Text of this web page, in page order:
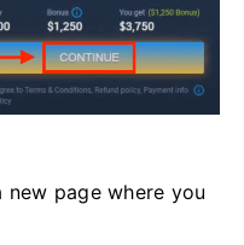
page where you